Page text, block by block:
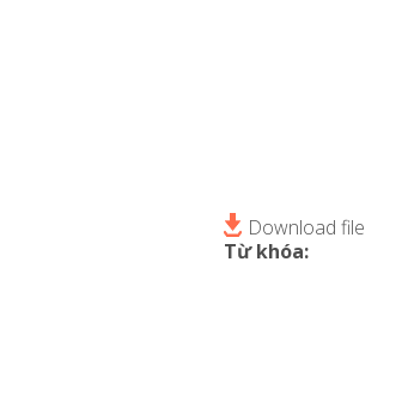
Download file
Từ khóa: